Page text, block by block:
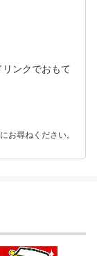
ンクでおもて
お尋ねください。